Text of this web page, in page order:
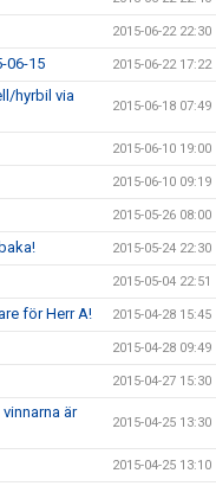
2015-06-22 22:30
06-15 2015-06-22 17:22
hyrbil via
2015-06-18 07:49
2015-06-10 19:00
2015-06-10 09:19
2015-05-26 08:00
2015-05-24 22:30
2015-05-04 22:51
för Herr A! 2015-04-28 15:45
2015-04-28 09:49
2015-04-27 15:30
är
2015-04-25 13:30
2015-04-25 13:10